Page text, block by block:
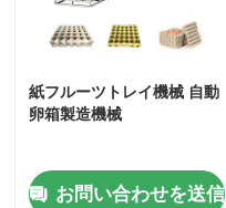
紙フルーツトレイ機械 自動
卵箱製造機械
お問い合わせを送信